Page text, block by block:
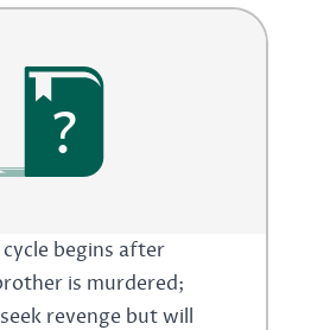
?
begins after
is murdered;
revenge but will